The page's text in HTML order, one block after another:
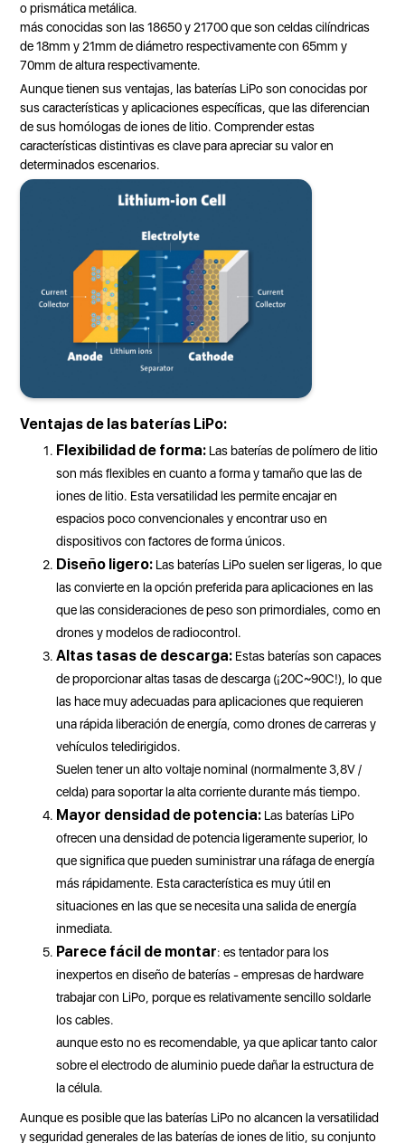
o prismática metálica.
más conocidas son las 18650 y 21700 que son celdas cilíndricas
de 18mm y 21mm de diámetro respectivamente con 65mm y
70mm de altura respectivamente.
Aunque tienen sus ventajas, las baterías LiPo son conocidas por
sus características y aplicaciones específicas, que las diferencian
de sus homólogas de iones de litio. Comprender estas
características distintivas es clave para apreciar su valor en
determinados escenarios.
Ventajas de las baterías LiPo:
Flexibilidad de forma: Las baterías de polímero de litio
son más flexibles en cuanto a forma y tamaño que las de
iones de litio. Esta versatilidad les permite encajar en
espacios poco convencionales y encontrar uso en
dispositivos con factores de forma únicos.
Diseño ligero: Las baterías LiPo suelen ser ligeras, lo que
las convierte en la opción preferida para aplicaciones en las
que las consideraciones de peso son primordiales, como en
drones y modelos de radiocontrol.
Altas tasas de descarga: Estas baterías son capaces
de proporcionar altas tasas de descarga (¡20C~90C!), lo que
las hace muy adecuadas para aplicaciones que requieren
una rápida liberación de energía, como drones de carreras y
vehículos teledirigidos.
Suelen tener un alto voltaje nominal (normalmente 3,8V /
celda) para soportar la alta corriente durante más tiempo.
Mayor densidad de potencia: Las baterías LiPo
ofrecen una densidad de potencia ligeramente superior, lo
que significa que pueden suministrar una ráfaga de energía
más rápidamente. Esta característica es muy útil en
situaciones en las que se necesita una salida de energía
inmediata.
Parece fácil de montar: es tentador para los
inexpertos en diseño de baterías - empresas de hardware
trabajar con LiPo, porque es relativamente sencillo soldarle
los cables.
aunque esto no es recomendable, ya que aplicar tanto calor
sobre el electrodo de aluminio puede dañar la estructura de
la célula.
Aunque es posible que las baterías LiPo no alcancen la versatilidad
y seguridad generales de las baterías de iones de litio, su conjunto